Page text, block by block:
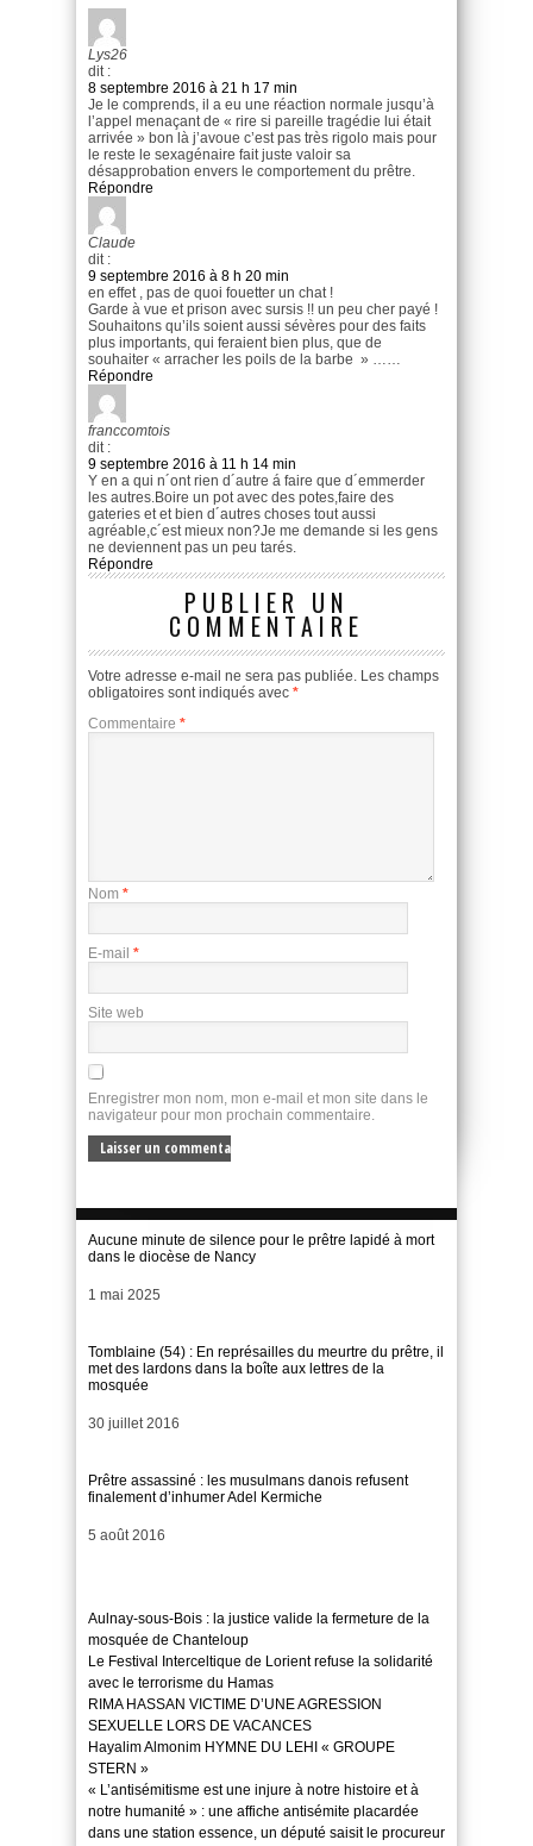
Lys26
dit :
8 septembre 2016 à 21 h 17 min
Je le comprends, il a eu une réaction normale jusqu’à
l’appel menaçant de « rire si pareille tragédie lui était
arrivée » bon là j’avoue c’est pas très rigolo mais pour
le reste le sexagénaire fait juste valoir sa
désapprobation envers le comportement du prêtre.
Répondre
Claude
dit :
9 septembre 2016 à 8 h 20 min
en effet , pas de quoi fouetter un chat !
Garde à vue et prison avec sursis !! un peu cher payé !
Souhaitons qu’ils soient aussi sévères pour des faits
plus importants, qui feraient bien plus, que de
souhaiter « arracher les poils de la barbe » ……
Répondre
franccomtois
dit :
9 septembre 2016 à 11 h 14 min
Y en a qui n´ont rien d´autre á faire que d´emmerder
les autres.Boire un pot avec des potes,faire des
gateries et et bien d´autres choses tout aussi
agréable,c´est mieux non?Je me demande si les gens
ne deviennent pas un peu tarés.
Répondre
PUBLIER UN
COMMENTAIRE
Votre adresse e-mail ne sera pas publiée. Les champs
obligatoires sont indiqués avec *
Commentaire *
Nom *
E-mail *
Site web
Enregistrer mon nom, mon e-mail et mon site dans le
navigateur pour mon prochain commentaire.
Aucune minute de silence pour le prêtre lapidé à mort
dans le diocèse de Nancy
Date
1 mai 2025
Tomblaine (54) : En représailles du meurtre du prêtre, il
met des lardons dans la boîte aux lettres de la
mosquée
Date
30 juillet 2016
Prêtre assassiné : les musulmans danois refusent
finalement d’inhumer Adel Kermiche
Date
5 août 2016
Aulnay-sous-Bois : la justice valide la fermeture de la
mosquée de Chanteloup
Le Festival Interceltique de Lorient refuse la solidarité
avec le terrorisme du Hamas
RIMA HASSAN VICTIME D’UNE AGRESSION
SEXUELLE LORS DE VACANCES
Hayalim Almonim HYMNE DU LEHI « GROUPE
STERN »
« L’antisémitisme est une injure à notre histoire et à
notre humanité » : une affiche antisémite placardée
dans une station essence, un député saisit le procureur